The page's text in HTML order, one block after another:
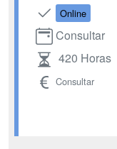
Online
Consultar
420 Horas
Consultar